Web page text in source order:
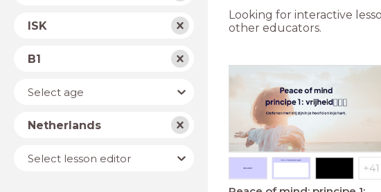
School
typeISK
Level
B1
YearSelect age
Country
Netherlands
Lesson
editor
Select lesson editor
Looking for interactive
other educators.